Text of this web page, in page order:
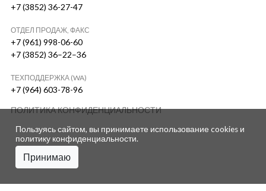
+7 (3852) 36-27-47
ОТДЕЛ ПРОДАЖ, ФАКС
+7 (961) 998-06-60
+7 (3852) 36–22–36
ТЕХПОДДЕРЖКА (WA)
+7 (964) 603-78-96
ПОЛИТИКА КОНФИДЕНЦИАЛЬНОСТИ
Пользуясь сайтом, вы принимаете использование cookies и
политику конфиденциальности.
Принимаю